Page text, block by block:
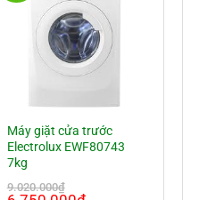
Máy giặt cửa trước
Electrolux EWF80743
7kg
9.020.000₫